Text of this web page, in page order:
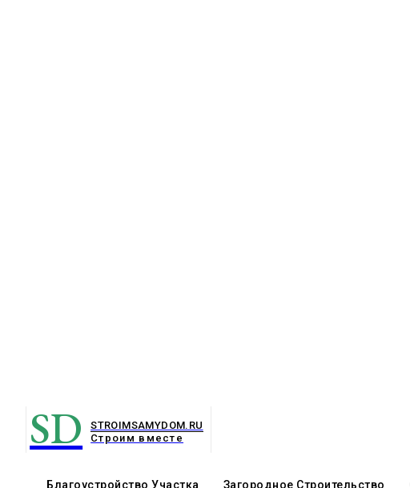
SD
STROIMSAMYDOM.RU
Строим вместе
Благоустройство Участка Загородное Строительство